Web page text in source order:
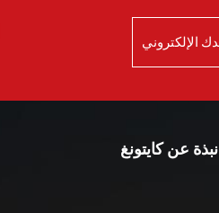
نبذة عن كايتونغ